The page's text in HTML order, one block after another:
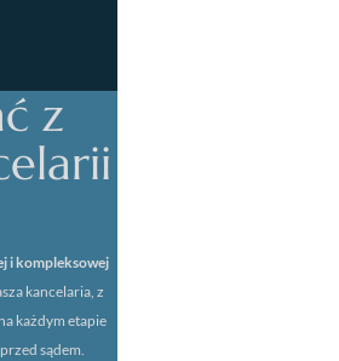
z
i kompleksowej
kancelaria, z
każdym etapie
sądem.